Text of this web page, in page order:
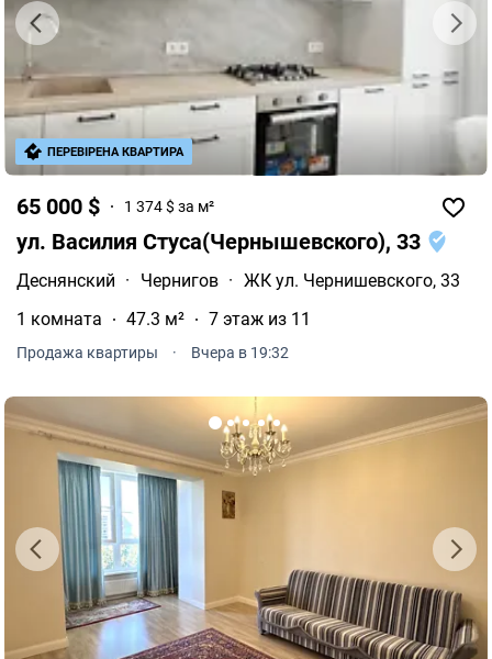
65 000 $ 1 374 $ за м²
ул. Василия Стуса(Чернышевского), 33
Деснянский · Чернигов · ЖК ул. Чернишевского, 33
1 комната
47.3 м² 7 этаж из 11
Продажа квартиры · Вчера в 19:32
ПЕРЕВІРЕНА КВАРТИРА